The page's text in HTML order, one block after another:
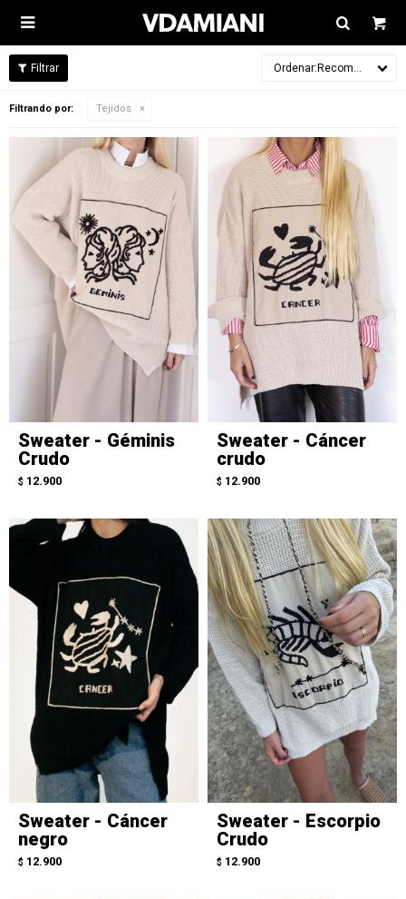

Recomendados
Filtrando por: Tejidos
Sweater - Géminis
Crudo
$ 12.900
Sweater - Cáncer
crudo
$ 12.900
Sweater - Cáncer
negro
$ 12.900
Sweater - Escorpio
Crudo
$ 12.900